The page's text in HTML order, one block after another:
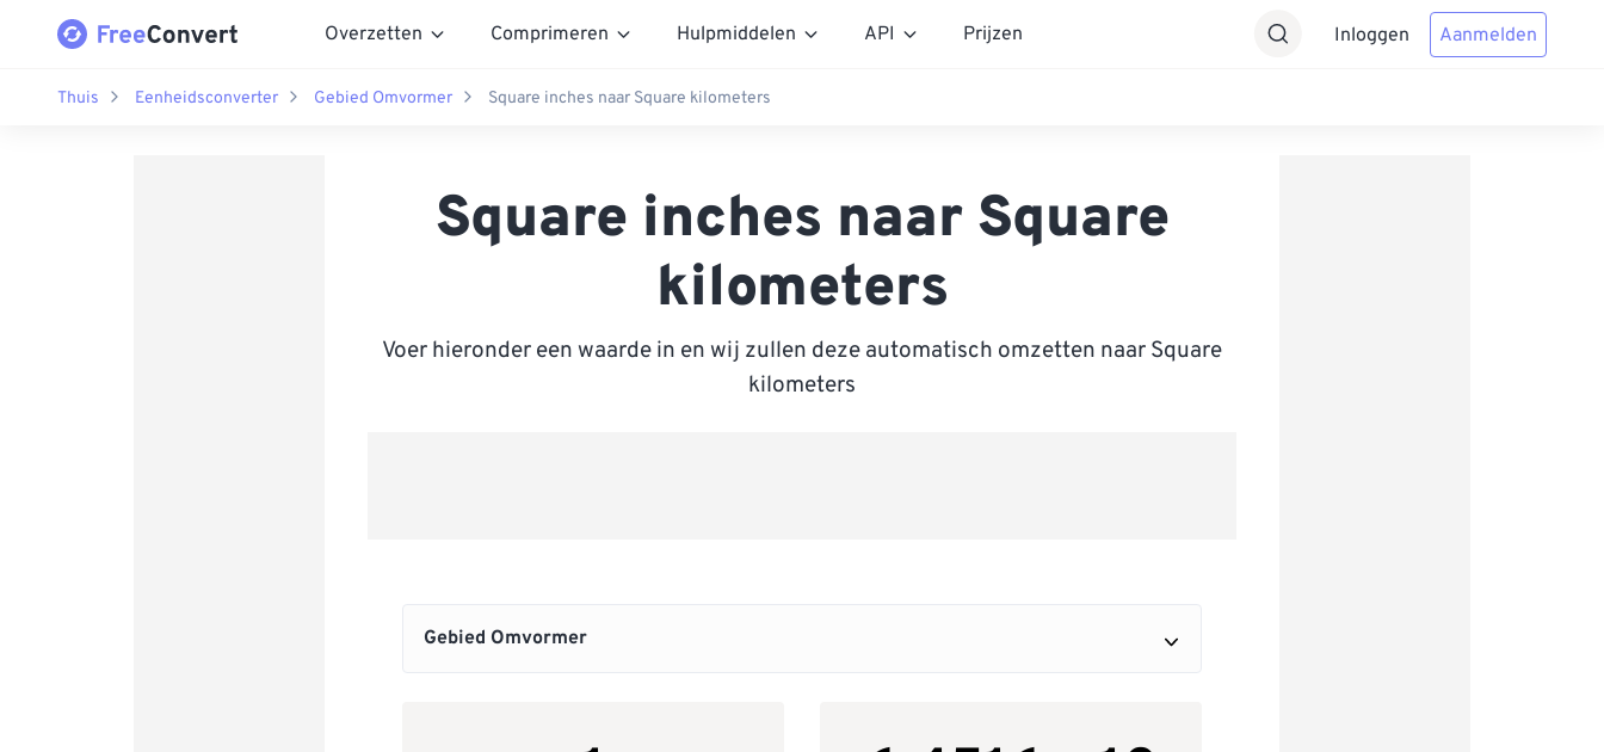
Overzetten Comprimeren Hulpmiddelen API Prijzen Inloggen Aanmelden
Thuis Eenheidsconverter Gebied Omvormer Square inches naar Square kilometers
Square inches naar Square
kilometers
Voer hieronder een waarde in en wij zullen deze automatisch omzetten naar Square
kilometers